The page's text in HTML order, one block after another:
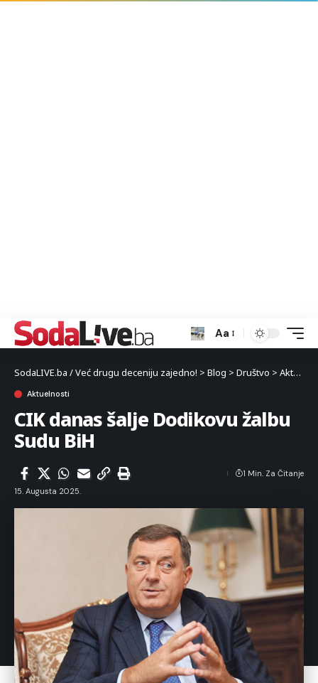
Aa
SodaLIVE.ba / Već drugu deceniju zajedno! > Blog > Društvo > Aktuelnosti
Aktuelnosti
CIK danas šalje Dodikovu žalbu
Sudu BiH
15. Augusta 2025.
1 Min. Za Čitanje